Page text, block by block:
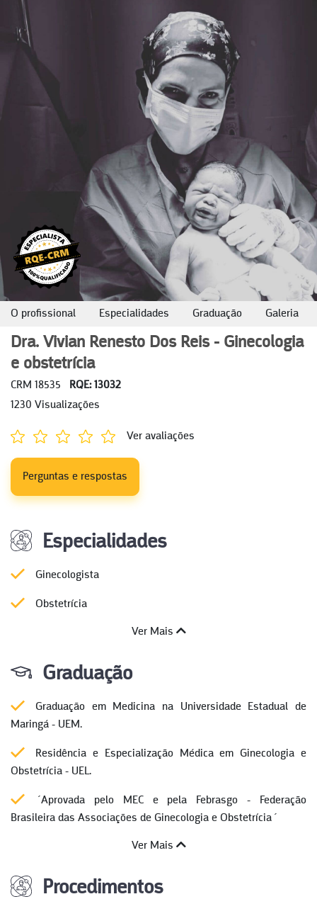
O profissional Especialidades Graduação Galeria
Dra. Vivian Renesto Dos Reis - Ginecologia
e obstetrícia
CRM 18535
RQE: 13032
1230 Visualizações
Ver avaliações
Perguntas e respostas
Especialidades
Ginecologista
Obstetrícia
Ver Mais
Graduação
Graduação em Medicina na Universidade Estadual de
Maringá - UEM.
Residência e Especialização Médica em Ginecologia e
Obstetrícia - UEL.
´Aprovada pelo MEC e pela Febrasgo - Federação
Brasileira das Associações de Ginecologia e Obstetrícia´
Ver Mais
Procedimentos